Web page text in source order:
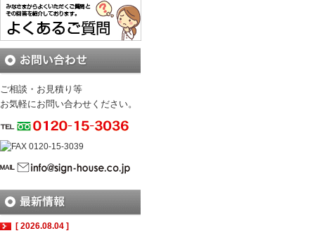
ご相談・お見積り等
お気軽にお問い合わせください。
[ 2026.08.04 ]